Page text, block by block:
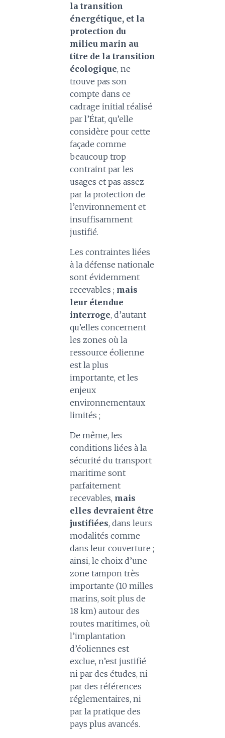
la transition
énergétique, et la
protection du
milieu marin au
titre de la transition
écologique, ne
trouve pas son
compte dans ce
cadrage initial réalisé
par l’État, qu’elle
considère pour cette
façade comme
beaucoup trop
contraint par les
usages et pas assez
par la protection de
l’environnement et
insuffisamment
justifié.
Les contraintes liées
à la défense nationale
sont évidemment
recevables ; mais
leur étendue
interroge, d’autant
qu’elles concernent
les zones où la
ressource éolienne
est la plus
importante, et les
enjeux
environnementaux
limités ;
De même, les
conditions liées à la
sécurité du transport
maritime sont
parfaitement
recevables, mais
elles devraient être
justifiées, dans leurs
modalités comme
dans leur couverture ;
ainsi, le choix d’une
zone tampon très
importante (10 milles
marins, soit plus de
18 km) autour des
routes maritimes, où
l’implantation
d’éoliennes est
exclue, n’est justifié
ni par des études, ni
par des références
réglementaires, ni
par la pratique des
pays plus avancés.